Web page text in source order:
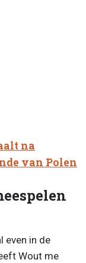
na
van Polen
even in de
Wout me